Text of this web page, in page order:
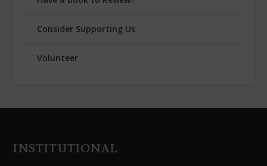
Consider Supporting Us
Volunteer
INSTITUTIONAL